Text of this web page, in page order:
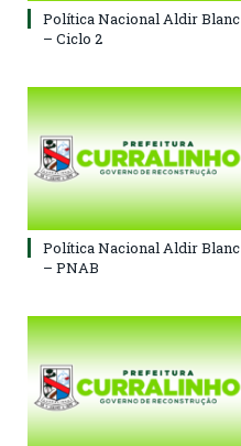
Política Nacional Aldir Blanc
– Ciclo 2
Política Nacional Aldir Blanc
– PNAB